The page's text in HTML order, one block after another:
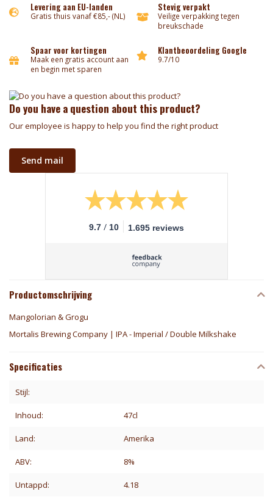
Levering aan EU-landen
Gratis thuis vanaf €85,- (NL)
Stevig verpakt
Veilige verpakking tegen
breukschade
Spaar voor kortingen
Maak een gratis account aan
en begin met sparen
Klantbeoordeling Google
9.7/10
Do you have a question about this product?
Our employee is happy to help you find the right product
Send mail
9.7 / 10 1.695 reviews
Productomschrijving
Mangolorian & Grogu
Mortalis Brewing Company | IPA - Imperial / Double Milkshake
Specificaties
Stijl:
Inhoud: 47cl
Land: Amerika
ABV: 8%
Untappd: 4.18